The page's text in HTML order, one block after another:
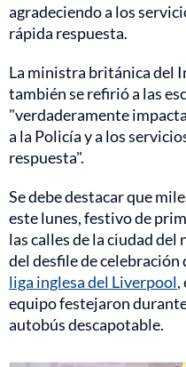
agradeciendo a los
rápida respuesta.
La ministra británica del
también se refirió a las
"verdaderamente
a la Policía y a los
respuesta".
Se debe destacar que
este lunes, festivo de
las calles de la ciudad
del desfile de celebración
liga inglesa del Liverpool,
equipo festejaron
autobús descapotable.